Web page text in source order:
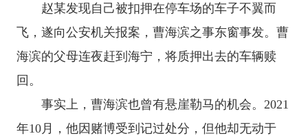
赵某发现自己被扣押在停车场的车子不翼而
飞，遂向公安机关报案，曹海滨之事东窗事发。曹
海滨的父母连夜赶到海宁，将质押出去的车辆赎
回。
事实上，曹海滨也曾有悬崖勒马的机会。2021
年10月，他因赌博受到记过处分，但他却无动于